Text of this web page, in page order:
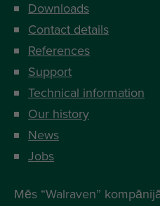
Downloads
Contact details
References
Support
Technical information
Our history
News
Jobs
Mēs “Walraven”